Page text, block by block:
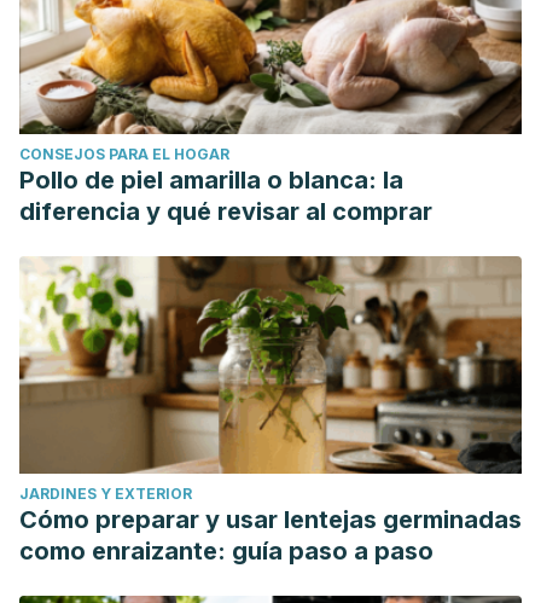
CONSEJOS PARA EL HOGAR
Pollo de piel amarilla o blanca: la
diferencia y qué revisar al comprar
JARDINES Y EXTERIOR
Cómo preparar y usar lentejas germinadas
como enraizante: guía paso a paso